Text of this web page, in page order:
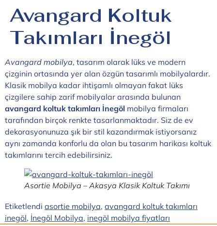
Avangard Koltuk
Takımları İnegöl
Avangard mobilya, tasarım olarak lüks ve modern
çizginin ortasında yer alan özgün tasarımlı mobilyalardır.
Klasik mobilya kadar ihtişamlı olmayan fakat lüks
çizgilere sahip zarif mobilyalar arasında bulunan
avangard koltuk takımları İnegöl mobilya firmaları
tarafından birçok renkte tasarlanmaktadır. Siz de ev
dekorasyonunuza şık bir stil kazandırmak istiyorsanız
aynı zamanda konforlu da olan bu tasarım harikası koltuk
takımlarını tercih edebilirsiniz.
Asortie Mobilya – Akasya Klasik Koltuk Takımı
Etiketlendi asortie mobilya, avangard koltuk takımları
inegöl, İnegöl Mobilya, inegöl mobilya fiyatları